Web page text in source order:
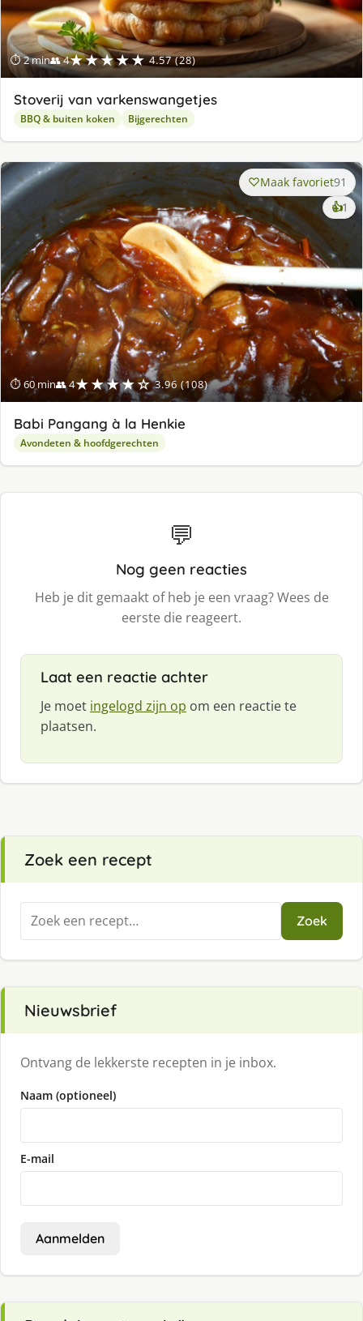
⏱ 2 min👥 4★★★★★ 4.57 (28)
Stoverij van varkenswangetjes
BBQ & buiten koken Bijgerechten
⏱ 60 min👥 4★★★★☆ 3.96 (108)
Maak favoriet91
👍1
Babi Pangang à la Henkie
Avondeten & hoofdgerechten
💬
Nog geen reacties
Heb je dit gemaakt of heb je een vraag? Wees de
eerste die reageert.
Laat een reactie achter
Je moet ingelogd zijn op om een reactie te
plaatsen.
Zoek een recept
Zoeken
naar:
Zoek
Nieuwsbrief
Ontvang de lekkerste recepten in je inbox.
Naam (optioneel)
E-mail
Aanmelden